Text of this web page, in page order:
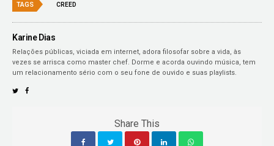
TAGS CREED
Karine Dias
Relações públicas, viciada em internet, adora filosofar sobre a vida, às
vezes se arrisca como master chef. Dorme e acorda ouvindo música, tem
um relacionamento sério com o seu fone de ouvido e suas playlists.
Share This